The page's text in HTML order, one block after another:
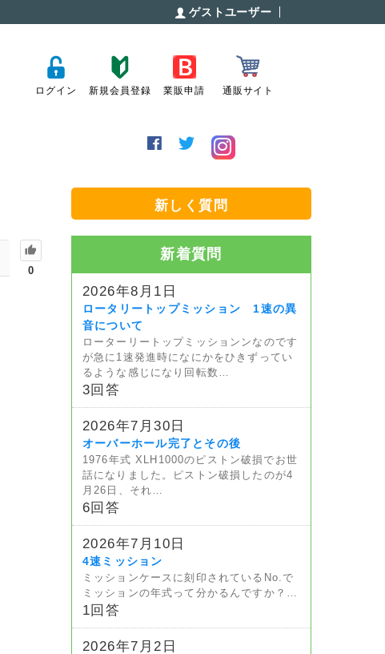
ゲストユーザー
ログイン 新規会員登録 業販申請 通販サイト
0
新しく質問
新着質問
2026年8月1日
ロータリートップミッション 1速の異
音について
ローターリートップミッションンなのです
が急に1速発進時になにかをひきずってい
るような感じになり回転数…
3回答
2026年7月30日
オーバーホール完了とその後
1976年式 XLH1000のピストン破損でお世
話になりました。ピストン破損したのが4
月26日、それ…
6回答
2026年7月10日
4速ミッション
ミッションケースに刻印されているNo.で
ミッションの年式って分かるんですか？…
1回答
2026年7月2日